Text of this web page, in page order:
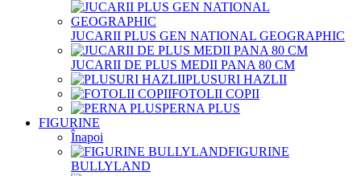
JUCARII PLUS GEN NATIONAL GEOGRAPHIC
JUCARII DE PLUS MEDII PANA 80 CM
PLUSURI HAZLII
FOTOLII COPII
PERNA PLUS
FIGURINE
Înapoi
FIGURINE
BULLYLAND